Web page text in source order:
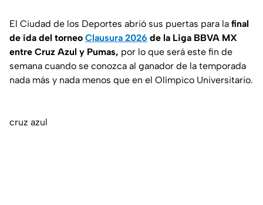
El Ciudad de los Deportes abrió sus puertas para la final
de ida del torneo Clausura 2026 de la Liga BBVA MX
entre Cruz Azul y Pumas, por lo que será este fin de
semana cuando se conozca al ganador de la temporada
nada más y nada menos que en el Olímpico Universitario.
cruz azul